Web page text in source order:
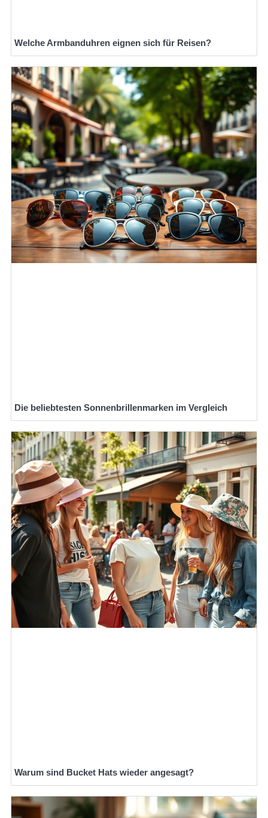
Welche Armbanduhren eignen sich für Reisen?
Die beliebtesten Sonnenbrillenmarken im Vergleich
Warum sind Bucket Hats wieder angesagt?